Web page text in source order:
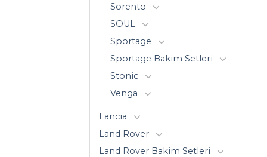
Sorento
SOUL
Sportage
Sportage Bakim Setleri
Stonic
Venga
Lancia
Land Rover
Land Rover Bakim Setleri